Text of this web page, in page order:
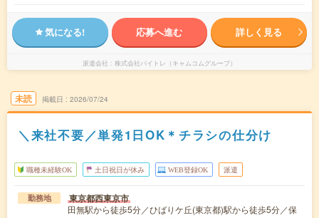
気になる! 応募へ進む 詳しく見る
派遣会社 株式会社バイトレ（キャムコムグループ）
未読 掲載日 2026/07/24
＼来社不要／単発1日OK＊チラシの仕分け
職種未経験OK 土日祝日が休み WEB登録OK 派遣
勤務地 東京都西東京市
田無駅から徒歩5分／ひばりケ丘(東京都)駅から徒歩5分／保